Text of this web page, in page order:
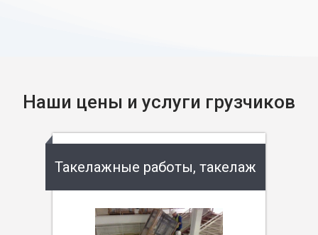
Наши цены и услуги грузчиков
Такелажные работы, такелаж